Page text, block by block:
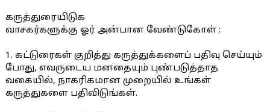
கருத்துரையிடுக
வாசகர்களுக்கு ஓர் அன்பான வேண்டுகோள் :
1. கட்டுரைகள் குறித்து கருத்துக்களைப் பதிவு செய்யும்
போது, எவருடைய மனதையும் புண்படுத்தாத
வகையில், நாகரிகமான முறையில் உங்கள்
கருத்துகளை பதிவிடுங்கள்.